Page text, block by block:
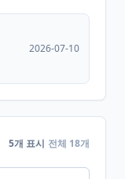
2026-07-10
5개 표시 전체 18개